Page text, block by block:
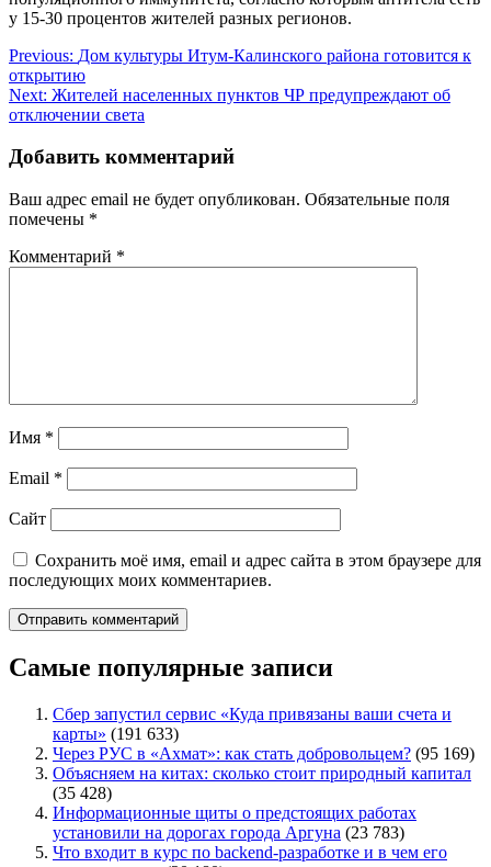
у 15-30 процентов жителей разных регионов.
Навигация
по
записям
Previous: Дом культуры Итум-Калинского района готовится к
открытию
Next: Жителей населенных пунктов ЧР предупреждают об
отключении света
Добавить комментарий
Ваш адрес email не будет опубликован. Обязательные поля
помечены *
Комментарий *
Имя *
Email *
Сайт
Сохранить моё имя, email и адрес сайта в этом браузере для
последующих моих комментариев.
Самые популярные записи
Сбер запустил сервис «Куда привязаны ваши счета и
карты» (191 633)
Через РУС в «Ахмат»: как стать добровольцем? (95 169)
Объясняем на китах: сколько стоит природный капитал
(35 428)
Информационные щиты о предстоящих работах
установили на дорогах города Аргуна (23 783)
Что входит в курс по backend-разработке и в чем его